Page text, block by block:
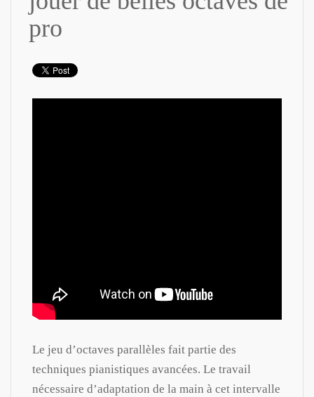
pro
Le jeu d’octaves parallèles fait partie des
techniques pianistiques avancées. Le travail
nécessaire d’adaptation de la main à cet intervalle